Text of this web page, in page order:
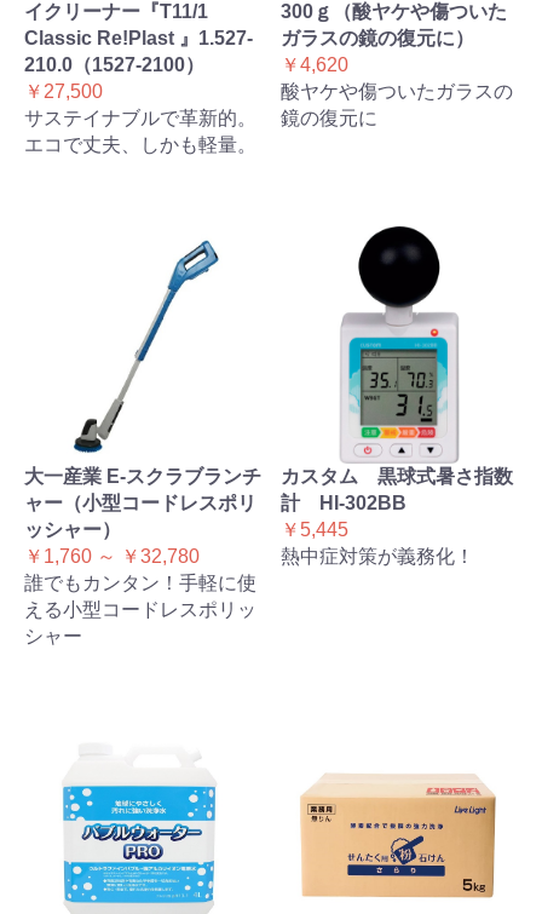
イクリーナー『T11/1
Classic Re!Plast 』1.527-
210.0（1527-2100）
￥27,500
サステイナブルで革新的。
エコで丈夫、しかも軽量。
300ｇ（酸ヤケや傷ついた
ガラスの鏡の復元に）
￥4,620
酸ヤケや傷ついたガラスの
鏡の復元に
大一産業 E-スクラブランチ
ャー（小型コードレスポリ
ッシャー）
￥1,760 ～ ￥32,780
誰でもカンタン！手軽に使
える小型コードレスポリッ
シャー
カスタム 黒球式暑さ指数
計 HI-302BB
￥5,445
熱中症対策が義務化！